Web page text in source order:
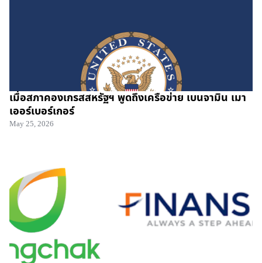
เมื่อสภาคองเกรสสหรัฐฯ พูดถึงเครือข่าย เบนจามิน เมา
เออร์เบอร์เกอร์
May 25, 2026